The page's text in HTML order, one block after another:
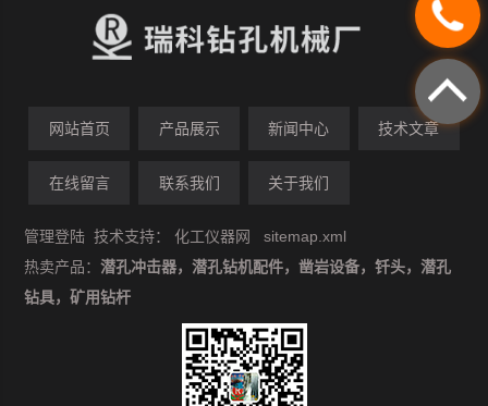
网站首页 产品展示 新闻中心 技术文章
在线留言 联系我们 关于我们
管理登陆 技术支持：化工仪器网
sitemap.xml
热卖产品：潜孔冲击器，潜孔钻机配件，凿岩设备，钎头，潜孔
钻具，矿用钻杆